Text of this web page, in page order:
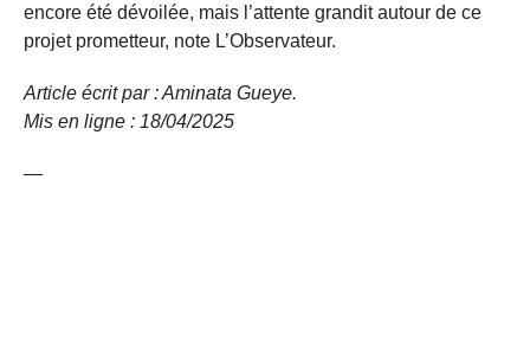
encore été dévoilée, mais l’attente grandit autour de ce
projet prometteur, note L’Observateur.
Article écrit par : Aminata Gueye.
Mis en ligne : 18/04/2025
—